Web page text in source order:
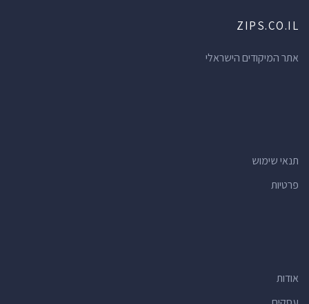
ZIPS.CO.IL
אתר המיקודים הישראלי
תנאי שימוש
פרטיות
אודות